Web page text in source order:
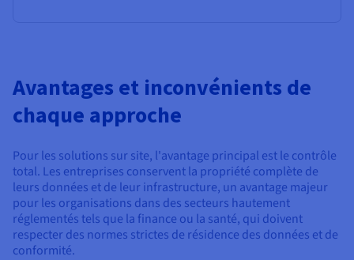
Avantages et inconvénients de
chaque approche
Pour les solutions sur site, l'avantage principal est le contrôle
total. Les entreprises conservent la propriété complète de
leurs données et de leur infrastructure, un avantage majeur
pour les organisations dans des secteurs hautement
réglementés tels que la finance ou la santé, qui doivent
respecter des normes strictes de résidence des données et de
conformité.